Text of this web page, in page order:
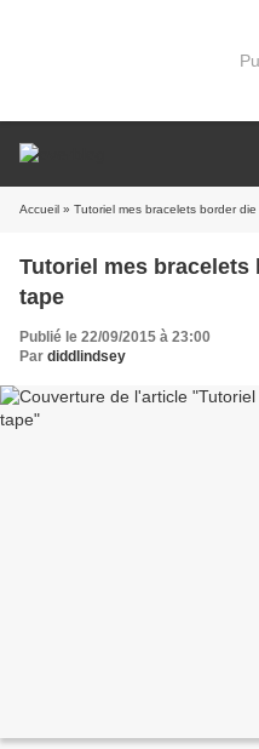
Accueil » Tutoriel mes bracelets border
Tutoriel mes bracelets
tape
Publié le 22/09/2015 à 23:00
Par diddlindsey